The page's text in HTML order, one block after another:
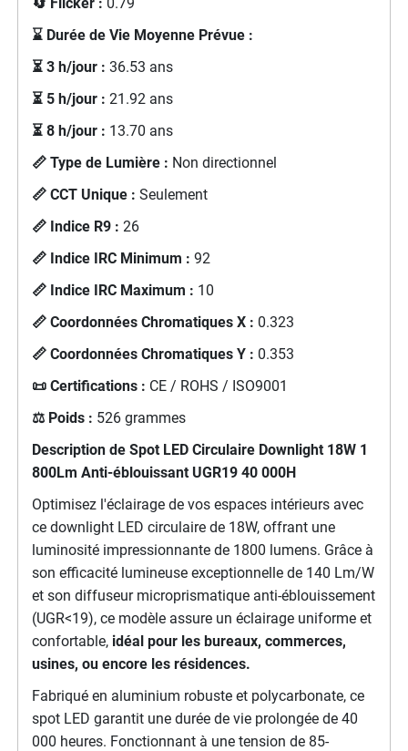
⌛ Durée de Vie Moyenne Prévue :
⏳ 3 h/jour : 36.53 ans
⏳ 5 h/jour : 21.92 ans
⏳ 8 h/jour : 13.70 ans
📏 Type de Lumière : Non directionnel
📏 CCT Unique : Seulement
📏 Indice R9 : 26
📏 Indice IRC Minimum : 92
📏 Indice IRC Maximum : 10
📏 Coordonnées Chromatiques X : 0.323
📏 Coordonnées Chromatiques Y : 0.353
📜 Certifications : CE / ROHS / ISO9001
⚖️ Poids : 526 grammes
Description de Spot LED Circulaire Downlight 18W 1
800Lm Anti-éblouissant UGR19 40 000H
Optimisez l'éclairage de vos espaces intérieurs avec
ce downlight LED circulaire de 18W, offrant une
luminosité impressionnante de 1800 lumens. Grâce à
son efficacité lumineuse exceptionnelle de 140 Lm/W
et son diffuseur microprismatique anti-éblouissement
(UGR<19), ce modèle assure un éclairage uniforme et
confortable, idéal pour les bureaux, commerces,
usines, ou encore les résidences.
Fabriqué en aluminium robuste et polycarbonate, ce
spot LED garantit une durée de vie prolongée de 40
000 heures. Fonctionnant à une tension de 85-